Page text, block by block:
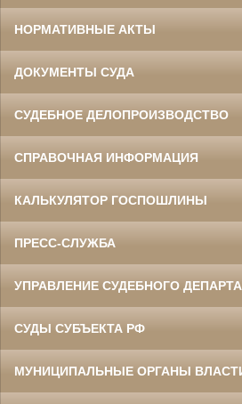
НОРМАТИВНЫЕ АКТЫ
ДОКУМЕНТЫ СУДА
СУДЕБНОЕ ДЕЛОПРОИЗВОДСТВО
СПРАВОЧНАЯ ИНФОРМАЦИЯ
КАЛЬКУЛЯТОР ГОСПОШЛИНЫ
ПРЕСС-СЛУЖБА
УПРАВЛЕНИЕ СУДЕБНОГО
СУДЫ СУБЪЕКТА РФ
МУНИЦИПАЛЬНЫЕ ОРГАНЫ